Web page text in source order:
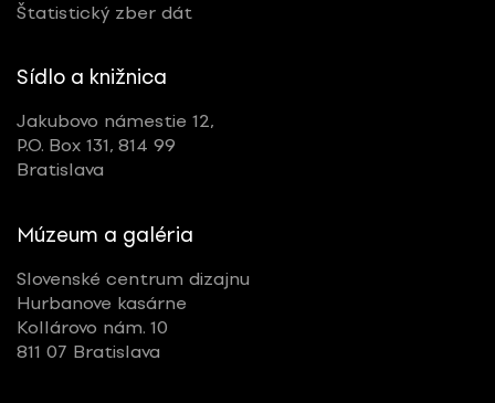
Štatistický zber dát
Sídlo a knižnica
Jakubovo námestie 12,
P.O. Box 131, 814 99
Bratislava
Múzeum a galéria
Slovenské centrum dizajnu
Hurbanove kasárne
Kollárovo nám. 10
811 07 Bratislava